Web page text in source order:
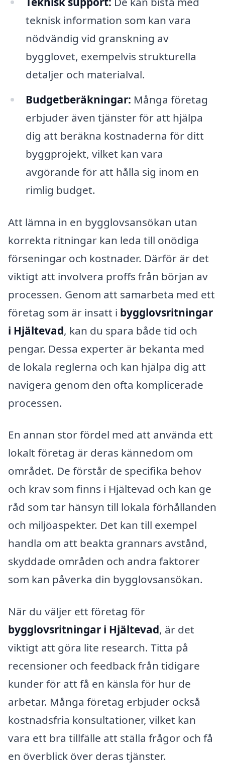
teknisk information som kan vara
nödvändig vid granskning av
bygglovet, exempelvis strukturella
detaljer och materialval.
Budgetberäkningar: Många företag
erbjuder även tjänster för att hjälpa
dig att beräkna kostnaderna för ditt
byggprojekt, vilket kan vara
avgörande för att hålla sig inom en
rimlig budget.
Att lämna in en bygglovsansökan utan
korrekta ritningar kan leda till onödiga
förseningar och kostnader. Därför är det
viktigt att involvera proffs från början av
processen. Genom att samarbeta med ett
företag som är insatt i bygglovsritningar
i Hjältevad, kan du spara både tid och
pengar. Dessa experter är bekanta med
de lokala reglerna och kan hjälpa dig att
navigera genom den ofta komplicerade
processen.
En annan stor fördel med att använda ett
lokalt företag är deras kännedom om
området. De förstår de specifika behov
och krav som finns i Hjältevad och kan ge
råd som tar hänsyn till lokala förhållanden
och miljöaspekter. Det kan till exempel
handla om att beakta grannars avstånd,
skyddade områden och andra faktorer
som kan påverka din bygglovsansökan.
När du väljer ett företag för
bygglovsritningar i Hjältevad, är det
viktigt att göra lite research. Titta på
recensioner och feedback från tidigare
kunder för att få en känsla för hur de
arbetar. Många företag erbjuder också
kostnadsfria konsultationer, vilket kan
vara ett bra tillfälle att ställa frågor och få
en överblick över deras tjänster.